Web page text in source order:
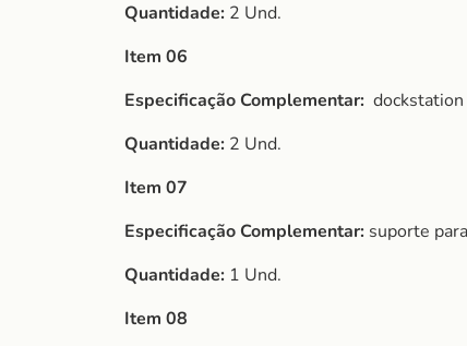
Quantidade: 2 Und.
Item 06
Especificação Complementar:
Quantidade: 2 Und.
Item 07
Especificação Complementar: suporte
Quantidade: 1 Und.
Item 08